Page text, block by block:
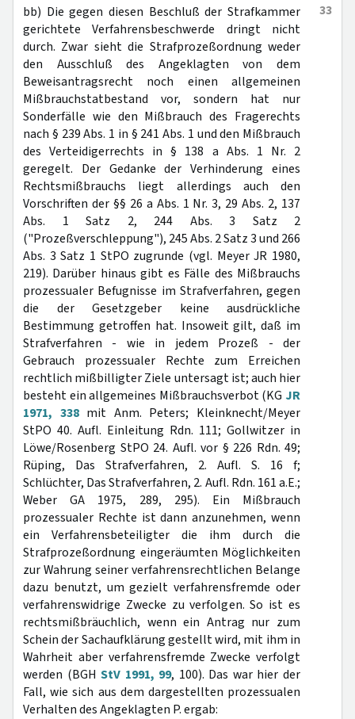
33
bb) Die gegen diesen Beschluß der Strafkammer
gerichtete Verfahrensbeschwerde dringt nicht
durch. Zwar sieht die Strafprozeßordnung weder
den Ausschluß des Angeklagten von dem
Beweisantragsrecht noch einen allgemeinen
Mißbrauchstatbestand vor, sondern hat nur
Sonderfälle wie den Mißbrauch des Fragerechts
nach § 239 Abs. 1 in § 241 Abs. 1 und den Mißbrauch
des Verteidigerrechts in § 138 a Abs. 1 Nr. 2
geregelt. Der Gedanke der Verhinderung eines
Rechtsmißbrauchs liegt allerdings auch den
Vorschriften der §§ 26 a Abs. 1 Nr. 3, 29 Abs. 2, 137
Abs. 1 Satz 2, 244 Abs. 3 Satz 2
("Prozeßverschleppung"), 245 Abs. 2 Satz 3 und 266
Abs. 3 Satz 1 StPO zugrunde (vgl. Meyer JR 1980,
219). Darüber hinaus gibt es Fälle des Mißbrauchs
prozessualer Befugnisse im Strafverfahren, gegen
die der Gesetzgeber keine ausdrückliche
Bestimmung getroffen hat. Insoweit gilt, daß im
Strafverfahren - wie in jedem Prozeß - der
Gebrauch prozessualer Rechte zum Erreichen
rechtlich mißbilligter Ziele untersagt ist; auch hier
besteht ein allgemeines Mißbrauchsverbot (KG JR
1971, 338mit Anm. Peters; Kleinknecht/Meyer
StPO 40. Aufl. Einleitung Rdn. 111; Gollwitzer in
Löwe/Rosenberg StPO 24. Aufl. vor § 226 Rdn. 49;
Rüping, Das Strafverfahren, 2. Aufl. S. 16 f;
Schlüchter, Das Strafverfahren, 2. Aufl. Rdn. 161 a.E.;
Weber GA 1975, 289, 295). Ein Mißbrauch
prozessualer Rechte ist dann anzunehmen, wenn
ein Verfahrensbeteiligter die ihm durch die
Strafprozeßordnung eingeräumten Möglichkeiten
zur Wahrung seiner verfahrensrechtlichen Belange
dazu benutzt, um gezielt verfahrensfremde oder
verfahrenswidrige Zwecke zu verfolgen. So ist es
rechtsmißbräuchlich, wenn ein Antrag nur zum
Schein der Sachaufklärung gestellt wird, mit ihm in
Wahrheit aber verfahrensfremde Zwecke verfolgt
werden (BGHStV 1991, 99, 100). Das war hier der
Fall, wie sich aus dem dargestellten prozessualen
Verhalten des Angeklagten P. ergab: